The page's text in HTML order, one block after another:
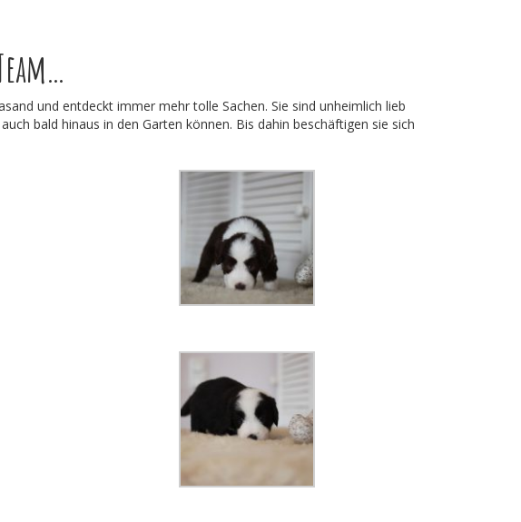
und entdeckt immer mehr tolle Sachen. Sie sind unheimlich lieb
bald hinaus in den Garten können. Bis dahin beschäftigen sie sich